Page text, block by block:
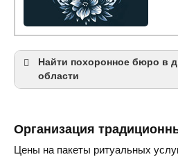
Найти похоронное бюро в
области
Измаил
Организация
Цены на пакеты ритуальных